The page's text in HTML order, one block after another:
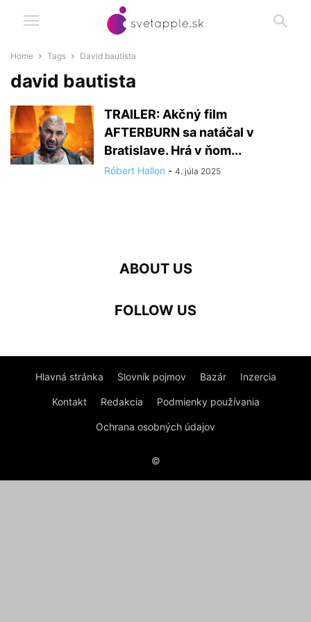
Home Tags David bautista
david bautista
TRAILER: Akčný film
AFTERBURN sa natáčal v
Bratislave. Hrá v ňom...
Róbert Hallon - 4. júla 2025
ABOUT US
FOLLOW US
Hlavná stránka Slovník pojmov Bazár Inzercia
Kontakt Redakcia Podmienky používania
Ochrana osobných údajov
©